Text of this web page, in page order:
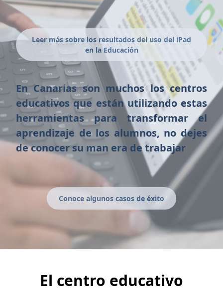
Leer más sobre los resultados del uso del iPad
en la Educación
En Canarias son muchos los centros
educativos que están utilizando estas
herramientas para transformar el
aprendizaje de los alumnos, no dejes
de conocer su man era de trabajar
Conoce algunos casos de éxito
El centro educativo